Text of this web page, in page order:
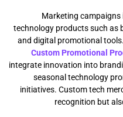
Marketing campaigns
technology products such as
and digital promotional
Custom Promotional
integrate innovation into
seasonal technology
initiatives. Custom tech
recognition but